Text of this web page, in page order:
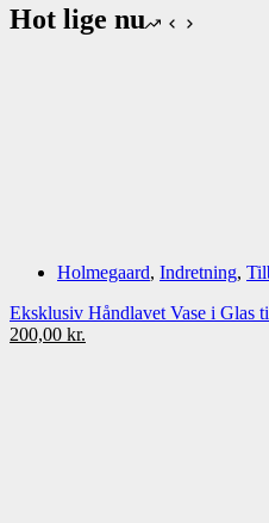
Hot lige nu
Holmegaard, Indretning,
Eksklusiv Håndlavet Vase i Glas
Den
200,00 kr.